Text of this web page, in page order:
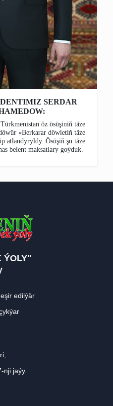
SERDAR
öz ösüşiniň täze
«Berkarar döwletiň täze
atlandyryldy. Ösüşiň şu täze
belent maksatlary goýduk.
ÝOLY"
edilýär
nji jaýy.